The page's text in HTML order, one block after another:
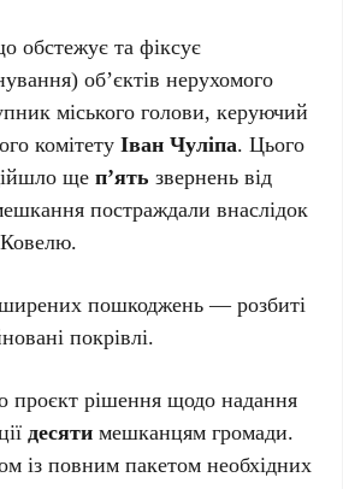
обстежує та фіксує
об’єктів нерухомого
міського голови, керуючий
комітетуІван Чуліпа. Цього
щеп’ять звернень від
постраждали внаслідок
пошкоджень — розбиті
покрівлі.
проєкт рішення щодо надання
десяти мешканцям громади.
із повним пакетом необхідних